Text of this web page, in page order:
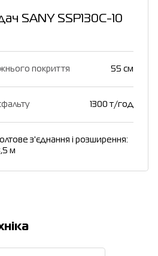
SANY SSP130C-10
покриття 55 см
1300 т/год
з'єднання і розширення:
м